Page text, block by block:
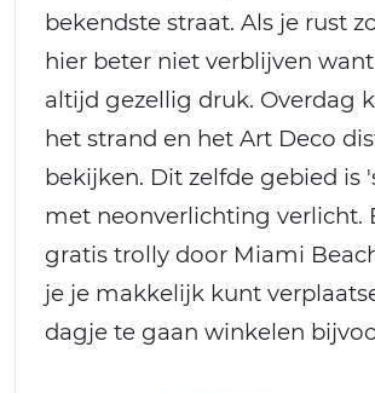
bekendste straat. Als je rust
hier beter niet verblijven
altijd gezellig druk. Overdag
het strand en het Art Deco
bekijken. Dit zelfde gebied is
met neonverlichting verlicht.
gratis trolly door Miami
je je makkelijk kunt
dagje te gaan winkelen